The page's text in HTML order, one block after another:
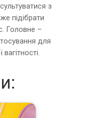
з
підібрати
Головне –
для